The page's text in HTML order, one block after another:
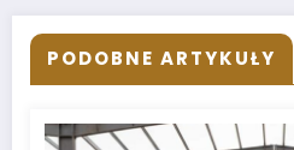
PODOBNE ARTYKUŁY